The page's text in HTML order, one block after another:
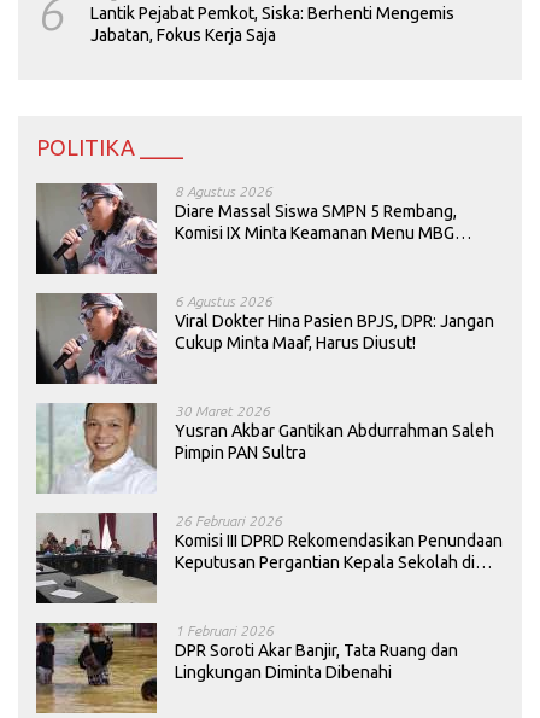
6
Lantik Pejabat Pemkot, Siska: Berhenti Mengemis
Jabatan, Fokus Kerja Saja
POLITIKA ____
8 Agustus 2026
Diare Massal Siswa SMPN 5 Rembang,
Komisi IX Minta Keamanan Menu MBG
6 Agustus 2026
Viral Dokter Hina Pasien BPJS, DPR: Jangan
Cukup Minta Maaf, Harus Diusut!
30 Maret 2026
Yusran Akbar Gantikan Abdurrahman Saleh
Pimpin PAN Sultra
26 Februari 2026
Komisi III DPRD Rekomendasikan Penundaan
Keputusan Pergantian Kepala Sekolah di
1 Februari 2026
DPR Soroti Akar Banjir, Tata Ruang dan
Lingkungan Diminta Dibenahi